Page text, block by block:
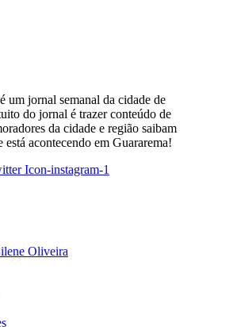
um jornal semanal da cidade de
do jornal é trazer conteúdo de
da cidade e região saibam
acontecendo em Guararema!
Icon-instagram-1
Oliveira